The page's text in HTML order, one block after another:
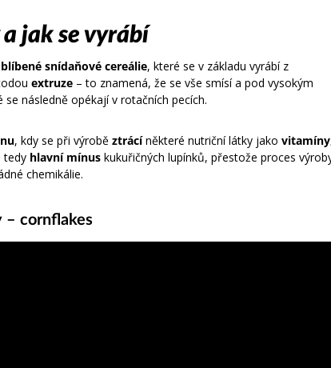
jak se vyrábí
snídaňové cereálie, které se v základu vyrábí z
extruze – to znamená, že se vše smísí a pod vysokým
následně opékají v rotačních pecích.
, kdy se při výrobě ztrácíněkteré nutriční látky jako
tedy hlavní mínus kukuřičných lupínků, přestože proces
chemikálie.
– cornflakes